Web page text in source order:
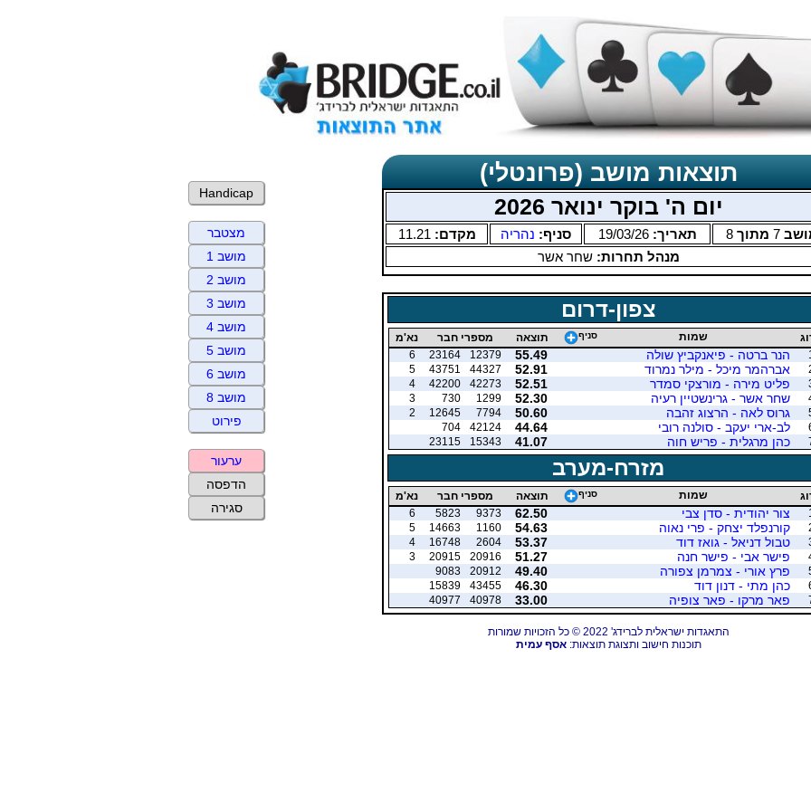
תוצאות מושב (פרונטלי)
יום ה' בוקר ינואר 2026
7 מתוך8 תאריך:19/03/26 סניף: נהריה מקדם: 11.21
מנהל תחרות:שחר אשר
צפון-דרום
שמות סניף תוצאה מספרי חבר
נא'מ
1
הנר ברטה - פיאנקביץ שולה 55.49
12379
23164
6
אברהמר מיכל - מילר נמרוד 52.91
44327
43751
5
פליט מירה - מורצקי סמדר 52.51
42273
42200
4
שחר אשר - גרינשטיין רעיה 52.30
1299
730
3
גרוס לאה - הרצוג זהבה 50.60
7794
12645
2
לב-ארי יעקב - סולנה רובי 44.64
42124
704
כהן מרגלית - פריש חוה 41.07
15343
23115
מזרח-מערב
שמות סניף תוצאה מספרי חבר
נא'מ
1
צור יהודית - סדן צבי 62.50
9373
5823
6
קורנפלד יצחק - פרי נאוה 54.63
1160
14663
5
טבול דניאל - גואז דוד 53.37
2604
16748
4
פישר אבי - פישר חנה 51.27
20916
20915
3
פרץ אורי - צמרמן צפורה 49.40
20912
9083
כהן מתי - דנון דוד 46.30
43455
15839
פאר מרקו - פאר צופיה 33.00
40978
40977
התאגדות ישראלית לברידג' 2022 © כל הזכויות שמורות
תוכנות חישוב ותצוגת תוצאות:אסף עמית
Handicap
מצטבר
מושב 1
מושב 2
מושב 3
מושב 4
מושב 5
מושב 6
מושב 8
פירוט
ערעור
הדפסה
סגירה